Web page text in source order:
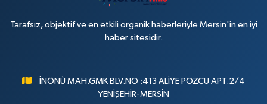
Tarafsız, objektif ve en etkili organik haberleriyle Mersin'in en iyi
haber sitesidir.
İNÖNÜ MAH.GMK BLV.NO :413 ALİYE POZCU APT.2/4
YENİŞEHİR-MERSİN